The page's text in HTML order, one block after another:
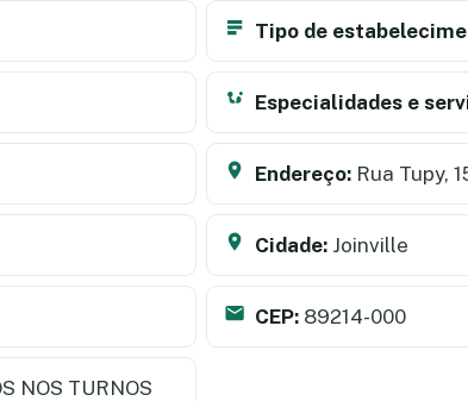
Tipo de
Especialidades e
Endereço: Rua Tupy,
Cidade: Joinville
CEP: 89214-000
NOS TURNOS